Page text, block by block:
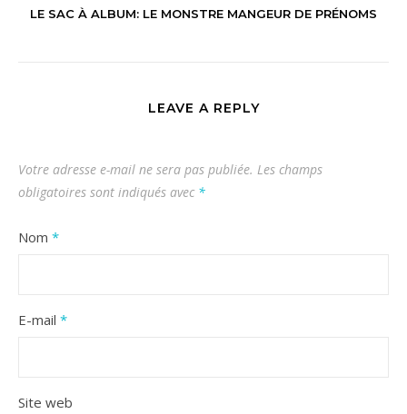
LE SAC À ALBUM: LE MONSTRE MANGEUR DE PRÉNOMS
LEAVE A REPLY
Votre adresse e-mail ne sera pas publiée. Les champs
obligatoires sont indiqués avec *
Nom *
E-mail *
Site web